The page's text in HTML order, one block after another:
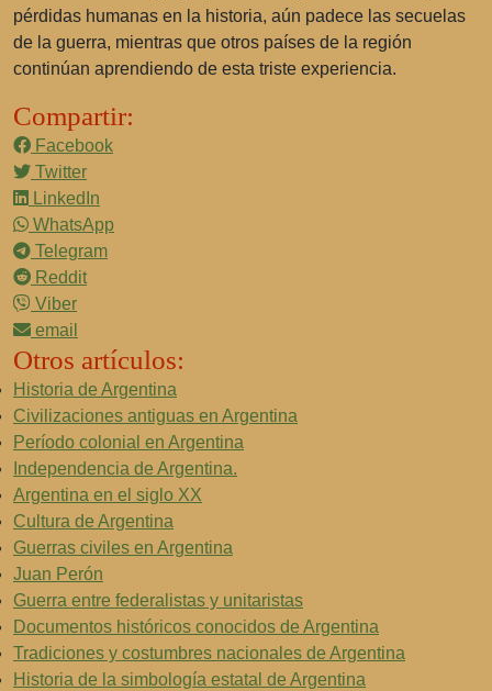
pérdidas humanas en la historia, aún padece las secuelas
de la guerra, mientras que otros países de la región
continúan aprendiendo de esta triste experiencia.
Compartir:
Facebook
Twitter
LinkedIn
WhatsApp
Telegram
Reddit
Viber
email
Otros artículos:
Historia de Argentina
Civilizaciones antiguas en Argentina
Período colonial en Argentina
Independencia de Argentina.
Argentina en el siglo XX
Cultura de Argentina
Guerras civiles en Argentina
Juan Perón
Guerra entre federalistas y unitaristas
Documentos históricos conocidos de Argentina
Tradiciones y costumbres nacionales de Argentina
Historia de la simbología estatal de Argentina